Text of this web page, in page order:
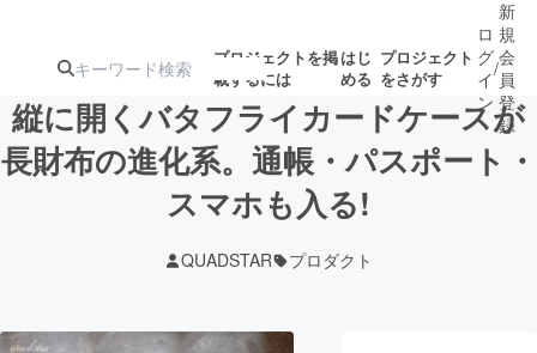
プロジェクトを掲
載するには
はじ
める
プロジェクト
をさがす
注目の新着プロ募集終了が近いプ
ロ
グ
イ
ン
/
新
規
会
員
登
録
縦に開くバタフライカードケースが
長財布の進化系。通帳・パスポート・
スマホも入る!
QUADSTAR プロダクト